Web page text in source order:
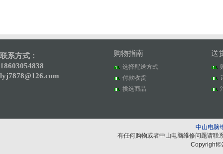
联系方式：
18603054838
lyj7878@126.com
购物指南
选择配送方式
付款收货
挑选商品
送
中山电脑
有任何购物或者中山电脑维修问题请联